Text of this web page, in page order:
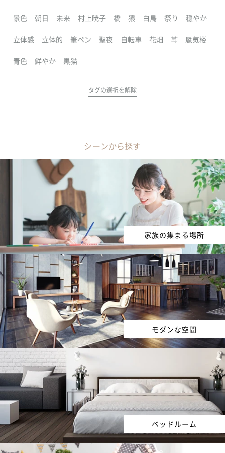
景色 朝日 未来 村上暁子 橋 猿 白鳥 祭り 穏やか
立体感 立体的 筆ペン 聖夜 自転車 花畑 苺 蜃気楼
青色 鮮やか 黒猫
タグの選択を解除
シーンから探す
家族の集まる場所
モダンな空間
ベッドルーム